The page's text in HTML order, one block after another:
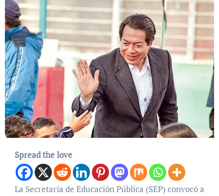
Spread the love
La Secretaría de Educación Pública (SEP) convocó a